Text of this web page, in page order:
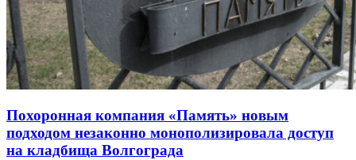
Похоронная компания «Память» новым
подходом незаконно монополизировала доступ
на кладбища Волгограда